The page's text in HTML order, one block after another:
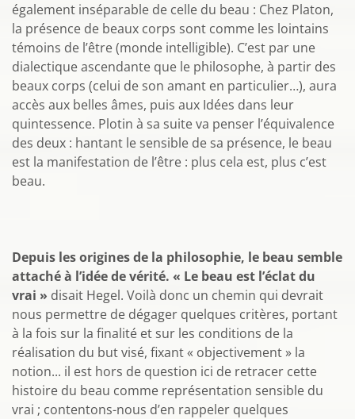
également inséparable de celle du beau : Chez Platon,
la présence de beaux corps sont comme les lointains
témoins de l’être (monde intelligible). C’est par une
dialectique ascendante que le philosophe, à partir des
beaux corps (celui de son amant en particulier…), aura
accès aux belles âmes, puis aux Idées dans leur
quintessence. Plotin à sa suite va penser l’équivalence
des deux : hantant le sensible de sa présence, le beau
est la manifestation de l’être : plus cela est, plus c’est
beau.
Depuis les origines de la philosophie, le beau semble
attaché à l’idée de vérité. « Le beau est l’éclat du
vrai » disait Hegel. Voilà donc un chemin qui devrait
nous permettre de dégager quelques critères, portant
à la fois sur la finalité et sur les conditions de la
réalisation du but visé, fixant « objectivement » la
notion... il est hors de question ici de retracer cette
histoire du beau comme représentation sensible du
vrai ; contentons-nous d’en rappeler quelques